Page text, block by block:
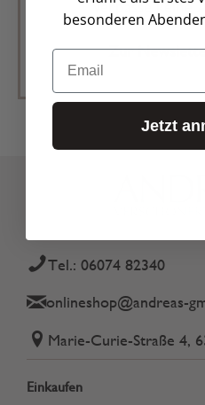
verpasse keine
Zur
Tel.: 06074 82340
onlineshop@andreas-
Marie-Curie-Straße 4,
Einkaufen
besonderen
Email
Jetzt